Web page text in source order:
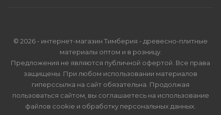
© 2026 - интернет-магазин Тимберия - древесно-плитные
материалы оптом и в розницу.
Предложения не являются публичной офертой. Все права
защищены. При любом использовании материалов
гиперссылка на сайт обязательна. Продолжая
пользоваться сайтом, вы соглашаетесь на использование
файлов cookie и обработку персональных данных